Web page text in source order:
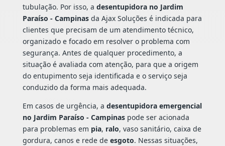
tubulação. Por isso, a desentupidora no Jardim
Paraíso - Campinasda Ajax Soluções é indicada para
clientes que precisam de um atendimento técnico,
organizado e focado em resolver o problema com
segurança. Antes de qualquer procedimento, a
situação é avaliada com atenção, para que a origem
do entupimento seja identificada e o serviço seja
conduzido da forma mais adequada.
Em casos de urgência, a desentupidora emergencial
no Jardim Paraíso - Campinaspode ser acionada
para problemas em pia, ralo, vaso sanitário, caixa de
gordura, canos e rede de esgoto. Nessas situações,